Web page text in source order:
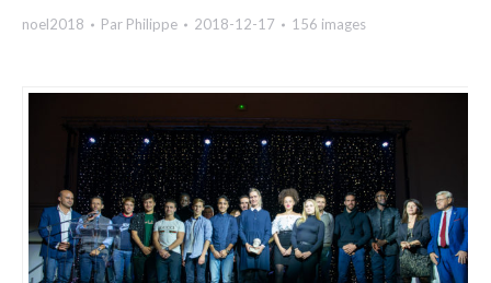
noel2018 Par Philippe 2018-12-17 156 images